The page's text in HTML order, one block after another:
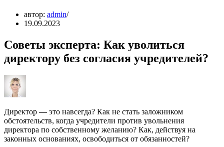
автор: admin
19.09.2023
Советы эксперта: Как уволиться
директору без согласия учредителей?
Директор — это навсегда? Как не стать заложником
обстоятельств, когда учредители против увольнения
директора по собственному желанию? Как, действуя на
законных основаниях, освободиться от обязанностей?